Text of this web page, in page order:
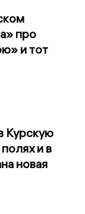
про
и тот
Курскую
и в
новая